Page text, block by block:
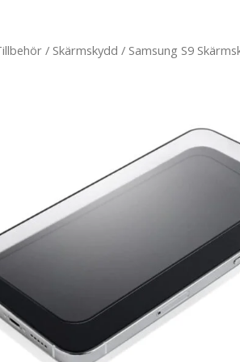
/ Skärmskydd / Samsung S9